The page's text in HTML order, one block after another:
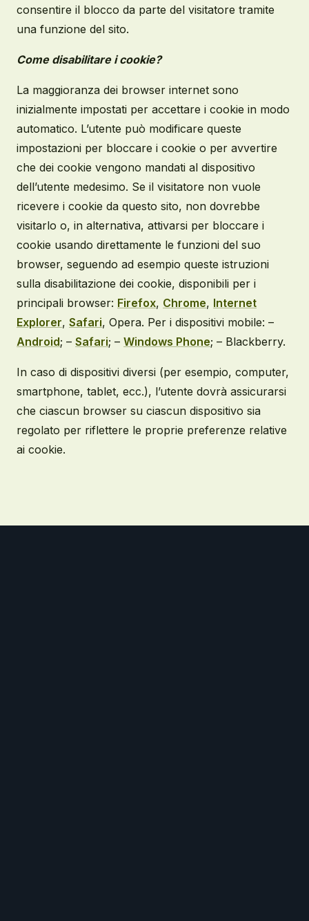
consentire il blocco da parte del visitatore tramite
una funzione del sito.
Come disabilitare i cookie?
La maggioranza dei browser internet sono
inizialmente impostati per accettare i cookie in modo
automatico. L’utente può modificare queste
impostazioni per bloccare i cookie o per avvertire
che dei cookie vengono mandati al dispositivo
dell’utente medesimo. Se il visitatore non vuole
ricevere i cookie da questo sito, non dovrebbe
visitarlo o, in alternativa, attivarsi per bloccare i
cookie usando direttamente le funzioni del suo
browser, seguendo ad esempio queste istruzioni
sulla disabilitazione dei cookie, disponibili per i
principali browser: Firefox, Chrome, Internet
Explorer, Safari, Opera. Per i dispositivi mobile: –
Android; – Safari; – Windows Phone; – Blackberry.
In caso di dispositivi diversi (per esempio, computer,
smartphone, tablet, ecc.), l’utente dovrà assicurarsi
che ciascun browser su ciascun dispositivo sia
regolato per riflettere le proprie preferenze relative
ai cookie.